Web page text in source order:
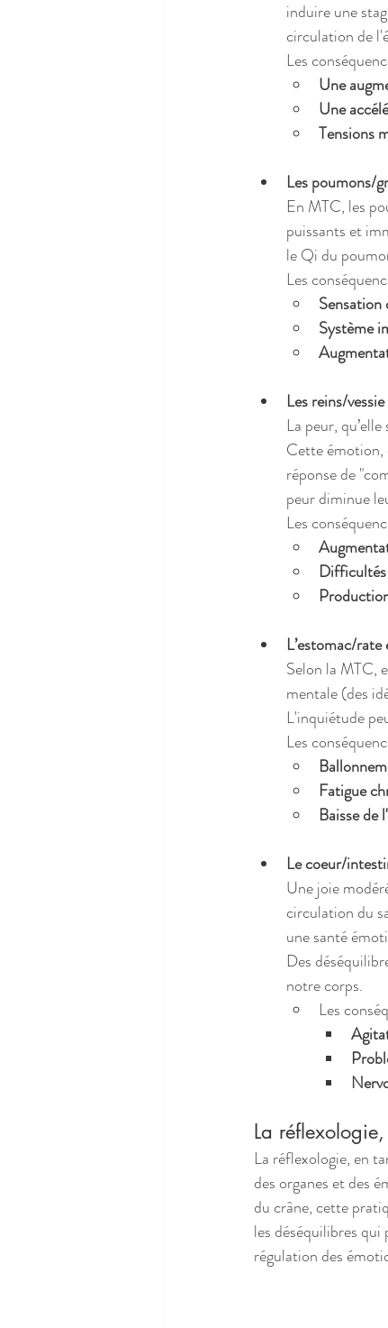
induire une
circulation de
Les
Une
Une
Tensions
Les poumons/
En MTC, les
puissants et
le Qi du
Les
Système
Les reins/
La peur,
Cette émotion,
réponse de
peur diminue
Les
L’estomac/
Selon la MTC,
mentale (des
L'inquiétude
Les
Fatigue
Baisse de
Le coeur/
Une joie
circulation du
une santé
Des
notre corps.
Les
La
La réflexologie, en
des organes et des
du crâne, cette
les déséquilibres
régulation des